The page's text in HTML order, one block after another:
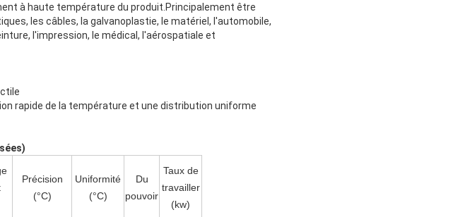
à haute température du produit.Principalement être
les câbles, la galvanoplastie, le matériel, l'automobile,
l'impression, le médical, l'aérospatiale et
rapide de la température et une distribution uniforme
Précision
(°C)
Uniformité
(°C)
Du
pouvoir
Taux de
travailler
(kw)